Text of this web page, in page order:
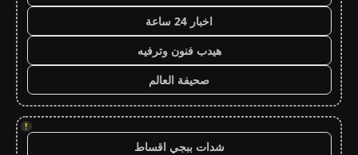
اخبار 24 ساعة
هيدب فنون وترفيه
صحيفة العالم
!
شدات ببجي اقساط